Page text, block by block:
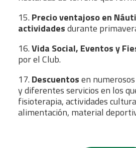
15. Precio ventajoso en
actividadesdurante
16.Vida Social, Eventos y
por el Club.
17. Descuentosen
y diferentes servicios en los
fisioterapia, actividades
alimentación, material